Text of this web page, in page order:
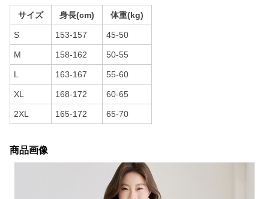
サイズ 身長(cm) 体重(kg)
S 153-157 45-50
M 158-162 50-55
L 163-167 55-60
XL 168-172 60-65
2XL 165-172 65-70
商品画像